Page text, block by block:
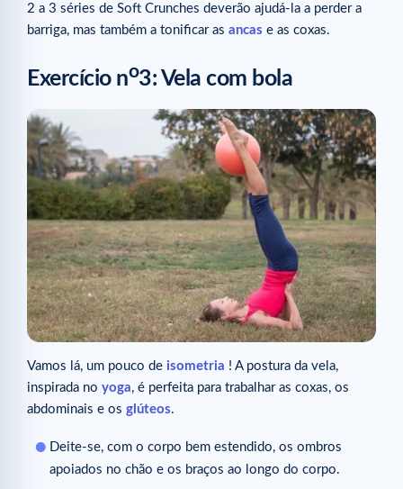
2 a 3 séries de Soft Crunches deverão ajudá-la a perder a
barriga, mas também a tonificar as ancas e as coxas.
Exercício no3: Vela com bola
Vamos lá, um pouco de isometria ! A postura da vela,
inspirada no yoga, é perfeita para trabalhar as coxas, os
abdominais e os glúteos.
Deite-se, com o corpo bem estendido, os ombros
apoiados no chão e os braços ao longo do corpo.